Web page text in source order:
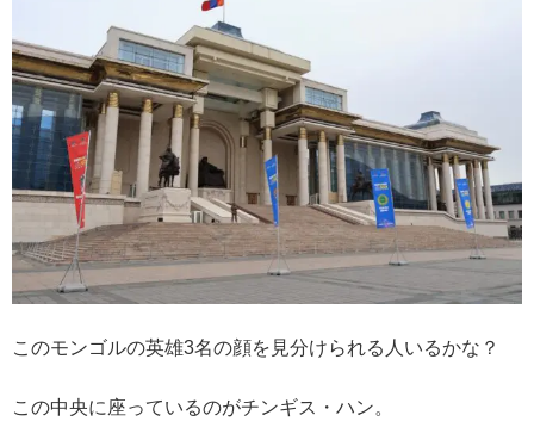
このモンゴルの英雄3名の顔を見分けられる人いるかな？
この中央に座っているのがチンギス・ハン。